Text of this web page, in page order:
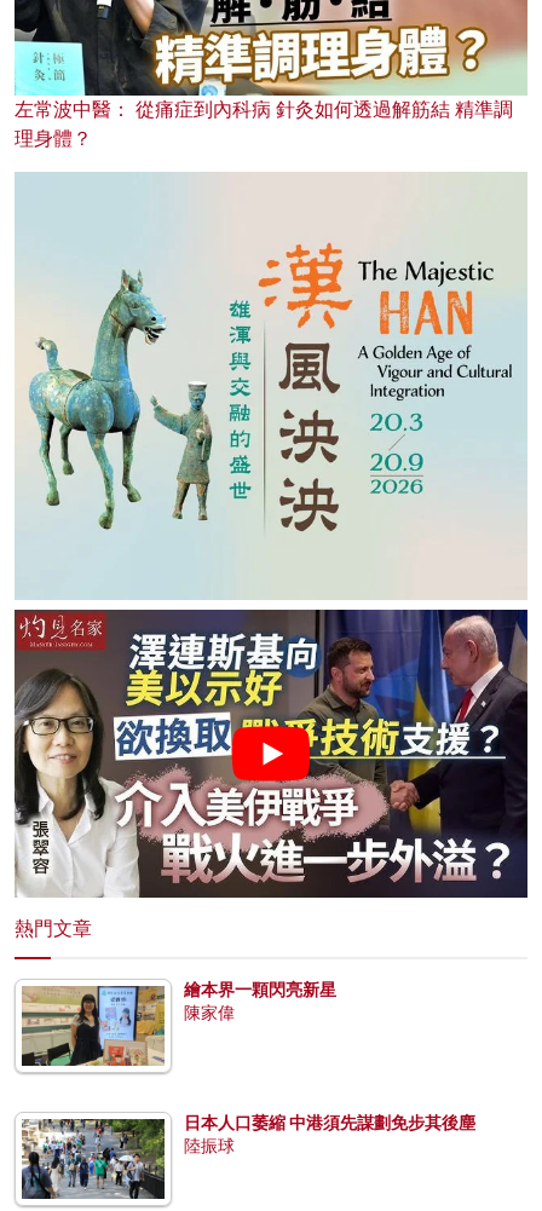
左常波中醫： 從痛症到內科病 針灸如何透過解筋結 精準調
理身體？
熱門文章
繪本界一顆閃亮新星
陳家偉
日本人口萎縮 中港須先謀劃免步其後塵
陸振球